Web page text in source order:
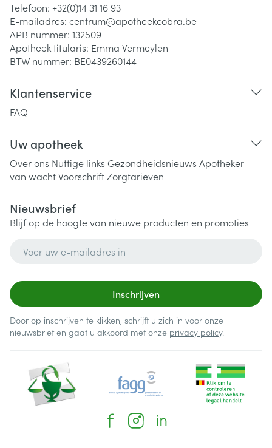
Telefoon: +32(0)14 31 16 93
E-mailadres: centrum@apotheekcobra.be
APB nummer: 132509
Apotheek titularis: Emma Vermeylen
BTW nummer: BE0439260144
Klantenservice
FAQ
Uw apotheek
Over ons Nuttige links Gezondheidsnieuws Apotheker
van wachtVoorschriftZorgtarieven
Nieuwsbrief
Blijf op de hoogte van nieuwe producten en promoties
Inschrijven
Door op inschrijven te klikken, schrijft u zich in voor onze
nieuwsbrief en gaat u akkoord met onze privacy policy.